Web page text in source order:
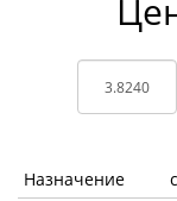
Назначение